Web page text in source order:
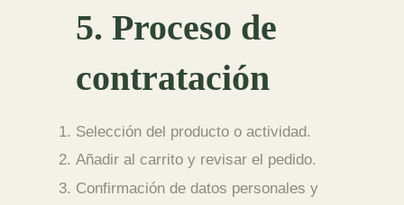
5. Proceso de
contratación
Selección del producto o actividad.
Añadir al carrito y revisar el pedido.
Confirmación de datos personales y